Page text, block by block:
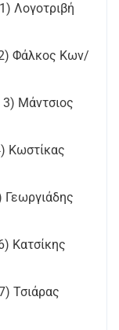
Κων/
Μάντσιος